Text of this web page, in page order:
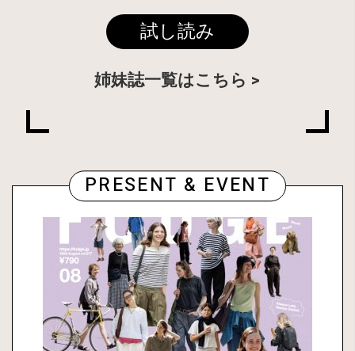
試し読み
姉妹誌一覧はこちら
PRESENT & EVENT